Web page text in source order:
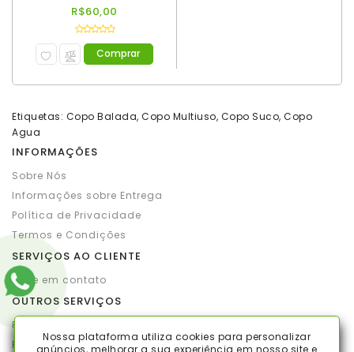
Nossa plataforma utiliza cookies para personalizar
anúncios, melhorar a sua experiência em nosso site e
R$60,00
Comprar
Etiquetas: Copo Balada, Copo Multiuso, Copo Suco, Copo
Agua
INFORMAÇÕES
Sobre Nós
Informações sobre Entrega
Política de Privacidade
Termos e Condições
SERVIÇOS AO CLIENTE
Entre em contato
OUTROS SERVIÇOS
Produtos por marca
Produtos em promoção